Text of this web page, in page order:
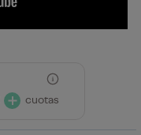
cuotas